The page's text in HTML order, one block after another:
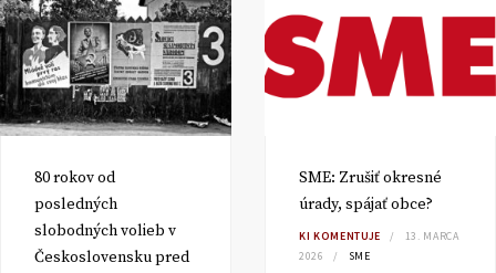
80 rokov od
posledných
slobodných volieb v
Československu pred
SME: Zrušiť okresné
úrady, spájať obce?
KI KOMENTUJE
13. MARCA
2026
SME